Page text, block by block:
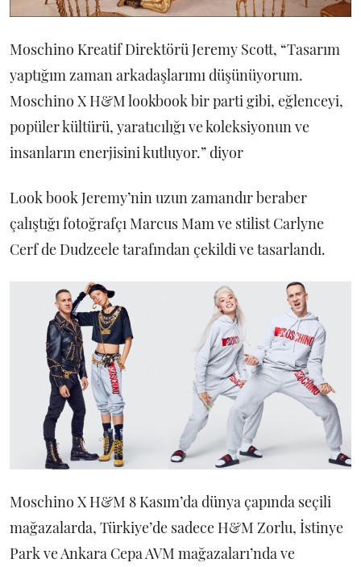
Moschino Kreatif Direktörü Jeremy Scott, “Tasarım
yaptığım zaman arkadaşlarımı düşünüyorum.
Moschino X H&M lookbook bir parti gibi, eğlenceyi,
popüler kültürü, yaratıcılığı ve koleksiyonun ve
insanların enerjisini kutluyor.” diyor
Look book Jeremy’nin uzun zamandır beraber
çalıştığı fotoğrafçı Marcus Mam ve stilist Carlyne
Cerf de Dudzeele tarafından çekildi ve tasarlandı.
Moschino X H&M 8 Kasım’da dünya çapında seçili
mağazalarda, Türkiye’de sadece H&M Zorlu, İstinye
Park ve Ankara Cepa AVM mağazaları’nda ve